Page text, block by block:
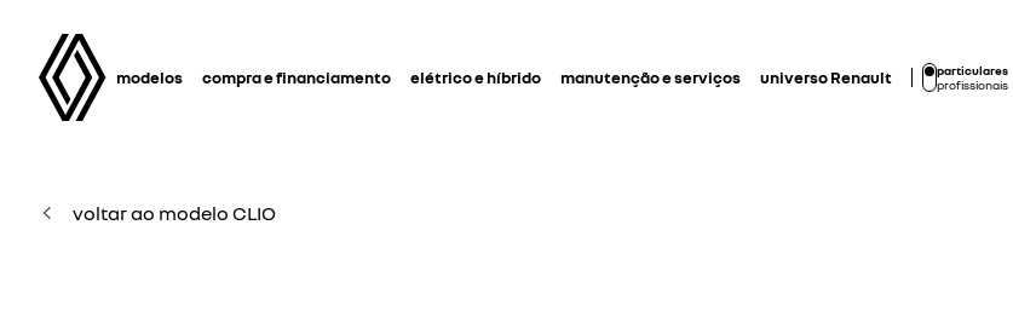
modelos compra e financiamento elétrico e híbrido manutenção e serviços universo Renault
particulares
profissionais
voltar ao modelo CLIO